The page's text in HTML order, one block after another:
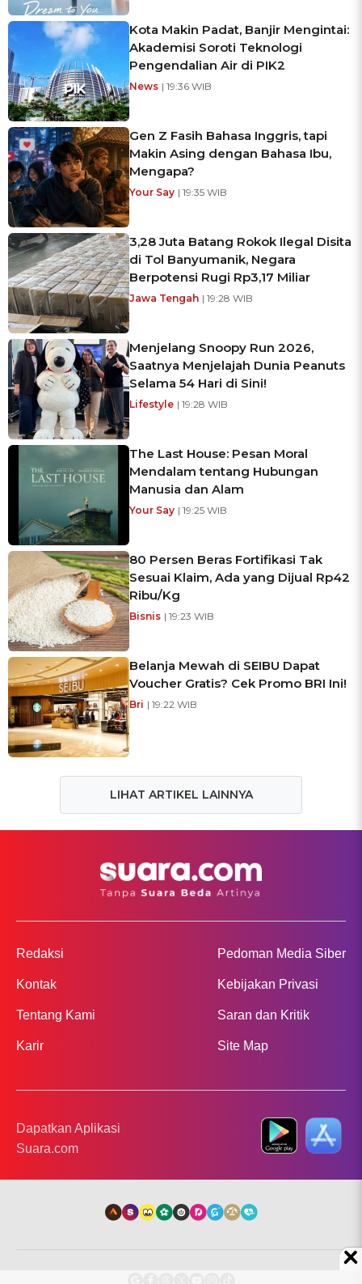
Kota Makin Padat, Banjir Mengintai:
Akademisi Soroti Teknologi
Pengendalian Air di PIK2
News | 19:36 WIB
Gen Z Fasih Bahasa Inggris, tapi
Makin Asing dengan Bahasa Ibu,
Mengapa?
Your Say | 19:35 WIB
3,28 Juta Batang Rokok Ilegal Disita
di Tol Banyumanik, Negara
Berpotensi Rugi Rp3,17 Miliar
Jawa Tengah | 19:28 WIB
Menjelang Snoopy Run 2026,
Saatnya Menjelajah Dunia Peanuts
Selama 54 Hari di Sini!
Lifestyle | 19:28 WIB
The Last House: Pesan Moral
Mendalam tentang Hubungan
Manusia dan Alam
Your Say | 19:25 WIB
80 Persen Beras Fortifikasi Tak
Sesuai Klaim, Ada yang Dijual Rp42
Ribu/Kg
Bisnis | 19:23 WIB
Belanja Mewah di SEIBU Dapat
Voucher Gratis? Cek Promo BRI Ini!
Bri | 19:22 WIB
LIHAT ARTIKEL LAINNYA
Redaksi
Kontak
Tentang Kami
Karir
Pedoman Media Siber
Kebijakan Privasi
Saran dan Kritik
Site Map
Dapatkan Aplikasi
Suara.com